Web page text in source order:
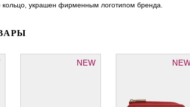
кольцо, украшен фирменным логотипом бренда.
NEW